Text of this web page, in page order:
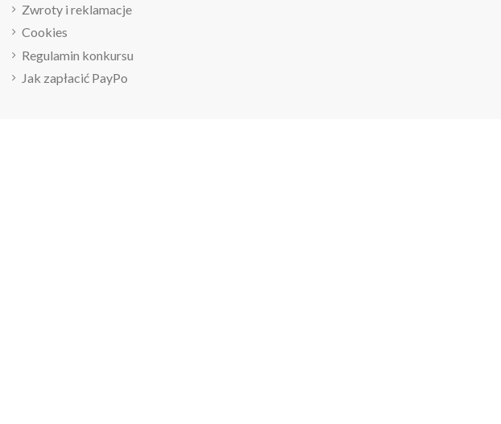
Zwroty i reklamacje
Cookies
Regulamin konkursu
Jak zapłacić PayPo